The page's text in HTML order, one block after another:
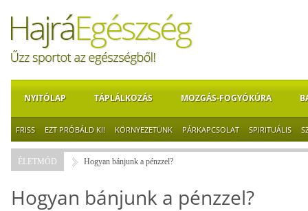
NYITÓLAP TÁPLÁLKOZÁS MOZGÁS-FOGYÓKÚRA
FRISS EZT PRÓBÁLD KI! KÖRNYEZETÜNK PÁRKAPCSOLAT SPIRITUÁLIS
ÉLETMÓD Hogyan bánjunk a pénzzel?
Hogyan bánjunk a pénzzel?